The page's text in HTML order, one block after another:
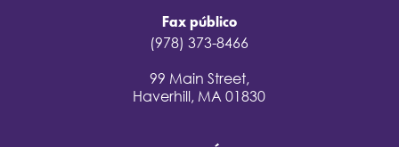
Fax público
(978) 373-8466
99 Main Street,
Haverhill, MA 01830